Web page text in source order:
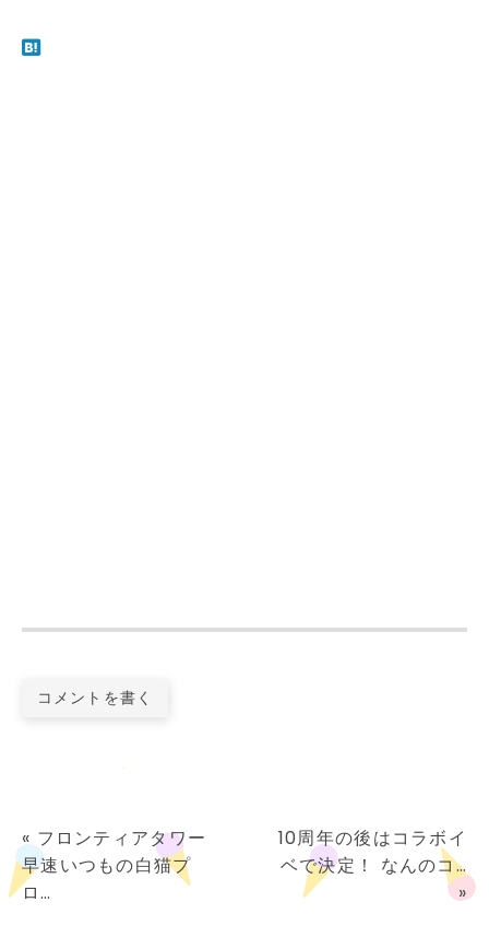
コメントを書く
« フロンティアタワー
早速いつもの白猫プ
ロ…
10周年の後はコラボイ
ベで決定！ なんのコ…
»